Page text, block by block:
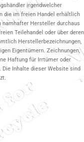
irgendwelcher
die im freien Handel erhältlich
namhafter Hersteller durchaus
Teilehandel oder über deren
Herstellerbezeichnungen,
Eigentümern. Zeichnungen,
Haftung für Irrtümer oder
Inhalte dieser Website sind